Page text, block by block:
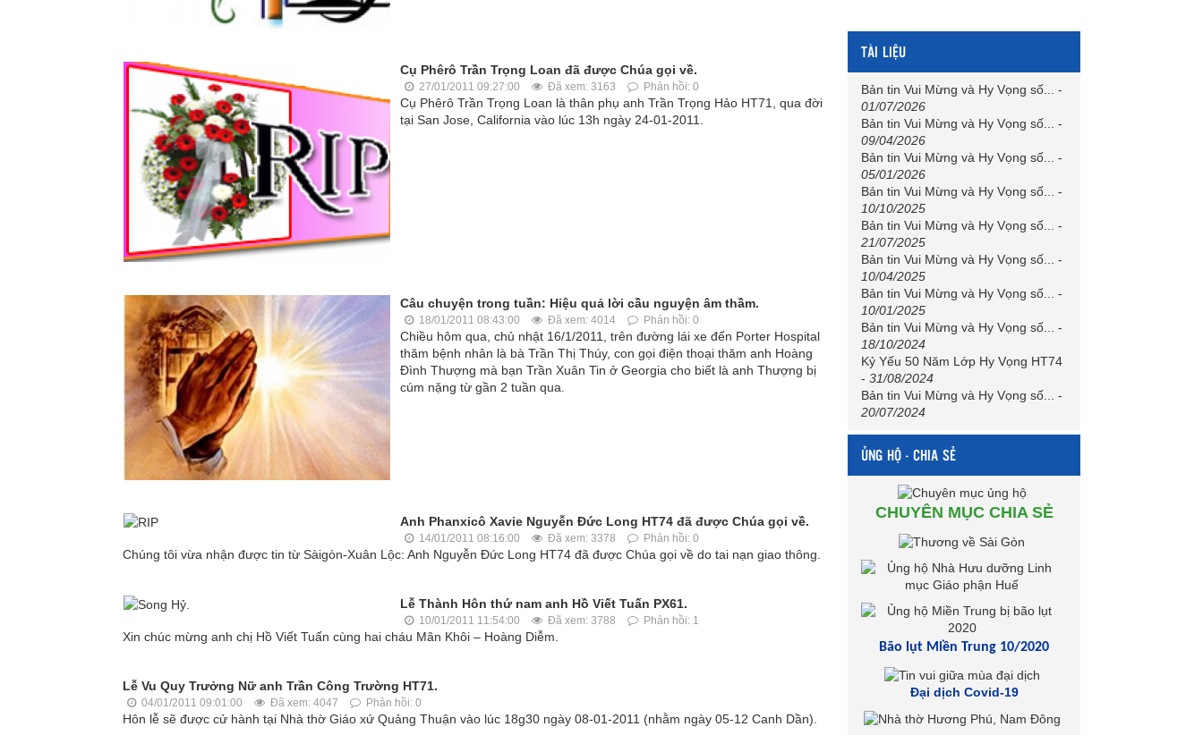
Cụ Phêrô Trần Trọng Loan đã được Chúa gọi về.
27/01/2011 09:27:00 Đã xem: 3163 Phản hồi: 0
Cụ Phêrô Trần Trọng Loan là thân phụ anh Trần Trọng Hảo HT71, qua đời
tại San Jose, California vào lúc 13h ngày 24-01-2011.
Câu chuyện trong tuần: Hiệu quả lời cầu nguyện âm thầm.
18/01/2011 08:43:00 Đã xem: 4014 Phản hồi: 0
Chiều hôm qua, chủ nhật 16/1/2011, trên đường lái xe đến Porter Hospital
thăm bệnh nhân là bà Trần Thị Thúy, con gọi điện thoại thăm anh Hoàng
Đình Thượng mà bạn Trần Xuân Tin ở Georgia cho biết là anh Thượng bị
cúm nặng từ gần 2 tuần qua.
Anh Phanxicô Xavie Nguyễn Đức Long HT74 đã được Chúa gọi về.
14/01/2011 08:16:00 Đã xem: 3378 Phản hồi: 0
Chúng tôi vừa nhận được tin từ Sàigòn-Xuân Lộc: Anh Nguyễn Đức Long HT74 đã được Chúa gọi về do tai nạn giao thông.
Lễ Thành Hôn thứ nam anh Hồ Viết Tuấn PX61.
10/01/2011 11:54:00 Đã xem: 3788 Phản hồi: 1
Xin chúc mừng anh chị Hồ Viết Tuấn cùng hai cháu Mân Khôi – Hoàng Diễm.
Lễ Vu Quy Trưởng Nữ anh Trần Công Trường HT71.
04/01/2011 09:01:00 Đã xem: 4047 Phản hồi: 0
Hôn lễ sẽ được cử hành tại Nhà thờ Giáo xứ Quảng Thuận vào lúc 18g30 ngày 08-01-2011 (nhằm ngày 05-12 Canh Dần).
TÀI LIỆU
Bản tin Vui Mừng và Hy Vọng số...
-
01/07/2026
Bản tin Vui Mừng và Hy Vọng số...
-
09/04/2026
Bản tin Vui Mừng và Hy Vọng số...
-
05/01/2026
Bản tin Vui Mừng và Hy Vọng số...
-
10/10/2025
Bản tin Vui Mừng và Hy Vọng số...
-
21/07/2025
Bản tin Vui Mừng và Hy Vọng số...
-
10/04/2025
Bản tin Vui Mừng và Hy Vọng số...
-
10/01/2025
Bản tin Vui Mừng và Hy Vọng số...
-
18/10/2024
Kỷ Yếu 50 Năm Lớp Hy Vọng HT74
- 31/08/2024
Bản tin Vui Mừng và Hy Vọng số...
-
20/07/2024
ỦNG HỘ - CHIA SẺ
CHUYÊN MỤC CHIA SẺ
Bão lụt Miền Trung 10/2020
Đại dịch Covid-19